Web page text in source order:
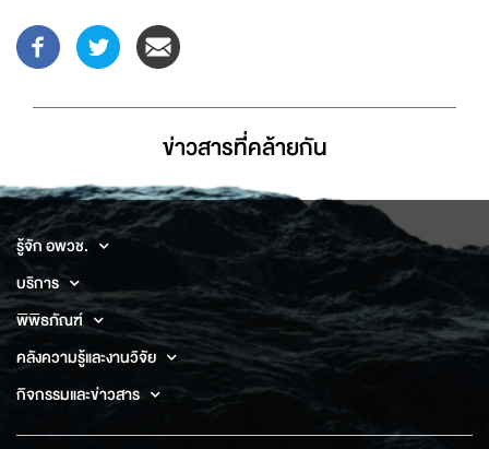
ข่าวสารที่่คล้ายกัน
รู้จัก อพวช.
บริการ
พิพิธภัณฑ์
คลังความรู้และงานวิจัย
กิจกรรมและข่าวสาร